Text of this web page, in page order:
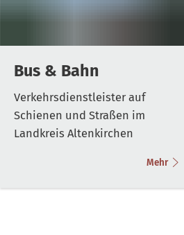
Bus & Bahn
Verkehrsdienstleister auf
Schienen und Straßen im
Landkreis Altenkirchen
Mehr